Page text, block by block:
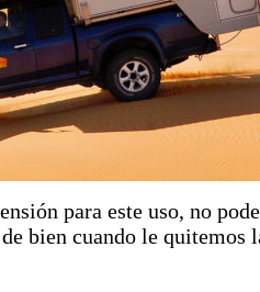
para este uso, no
bien cuando le quitemos